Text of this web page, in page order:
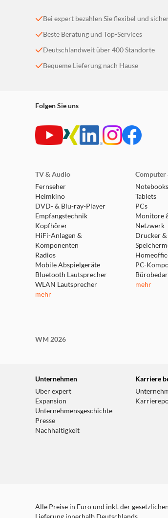
Bei expert bezahlen Sie flexibel und
Beste Beratung und Top-Services
Deutschlandweit über 400 Standorte
Bequeme Lieferung nach Hause
Folgen Sie uns
TV & Audio
Fernseher
Heimkino
DVD- & Blu-ray-Player
Empfangstechnik
Kopfhörer
HiFi-Anlagen &
Komponenten
Radios
Mobile Abspielgeräte
Bluetooth Lautsprecher
WLAN Lautsprecher
mehr
Computer
Notebooks
Tablets
PCs
Monitore
Netzwerk
Drucker &
PC-
mehr
WM 2026
Unternehmen
Über expert
Expansion
Unternehmensgeschichte
Presse
Nachhaltigkeit
Karriere
Alle Preise in Euro und inkl. der
Lieferung innerhalb Deutschlands.